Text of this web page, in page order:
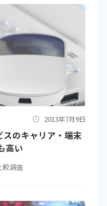
2013年7月9日
のキャリア・端末
高い
較調査